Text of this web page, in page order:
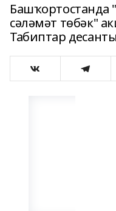
Башҡортостанда
сәләмәт төбәк"
Табиптар